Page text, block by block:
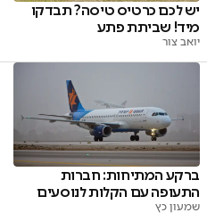
יש לכם כרטיס טיסה? תבדקו
מיד! שביתת פתע
יואב צור
ברקע המתיחות: חברות
התעופה עם הקלות לנוסעים
שמעון כץ